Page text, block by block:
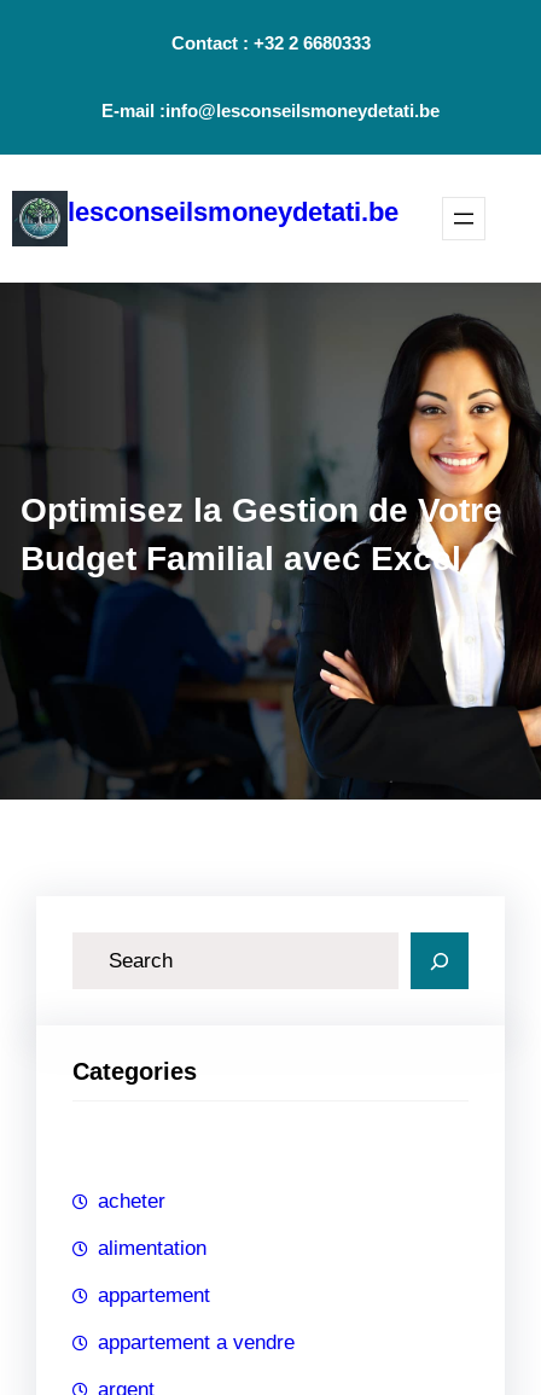
Contact : +32 2 6680333
E-mail :info@lesconseilsmoneydetati.be
lesconseilsmoneydetati.be
Optimisez la Gestion de Votre
Budget Familial avec Excel
h
Categories
acheter
alimentation
appartement
appartement a vendre
argent